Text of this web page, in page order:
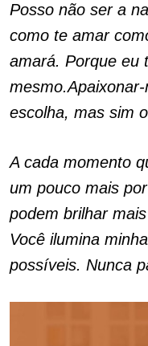
Posso não ser a
como te amar
amará. Porque eu
escolha, mas sim
A cada momento
um pouco mais
podem brilhar
Você ilumina
possíveis. Nunca